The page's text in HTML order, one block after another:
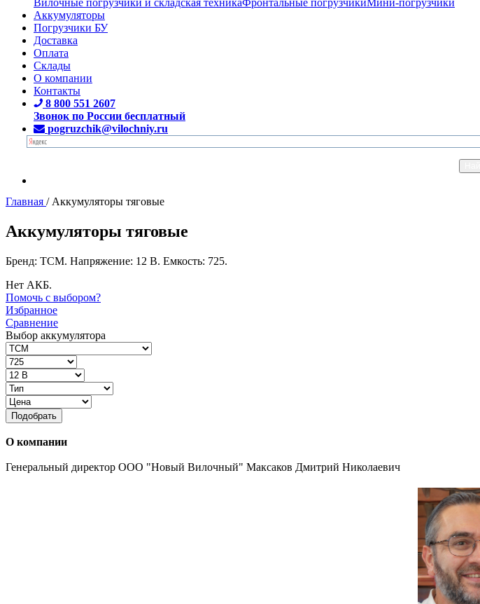
Аккумуляторы
Погрузчики БУ
Доставка
Оплата
Склады
О компании
Контакты
8 800 551 2607
Звонок по России бесплатный
pogruzchik@vilochniy.ru
Главная / Аккумуляторы тяговые
Аккумуляторы тяговые
Бренд: TCM. Напряжение: 12 В. Емкость: 725.
Нет АКБ.
Помочь с выбором?
Избранное
Сравнение
Выбор аккумулятора
Подобрать
О компании
Генеральный директор ООО "Новый Вилочный" Максаков Дмитрий Николаевич